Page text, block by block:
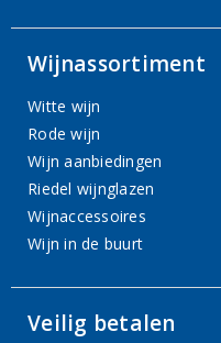
Wijnassortiment
Witte wijn
Rode wijn
Wijn aanbiedingen
Riedel wijnglazen
Wijnaccessoires
Wijn in de buurt
Veilig betalen